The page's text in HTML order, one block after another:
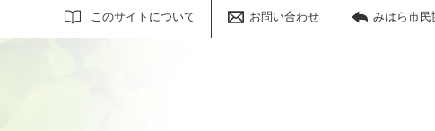
このサイトについて お問い合わせ みはら市
サイト内検索